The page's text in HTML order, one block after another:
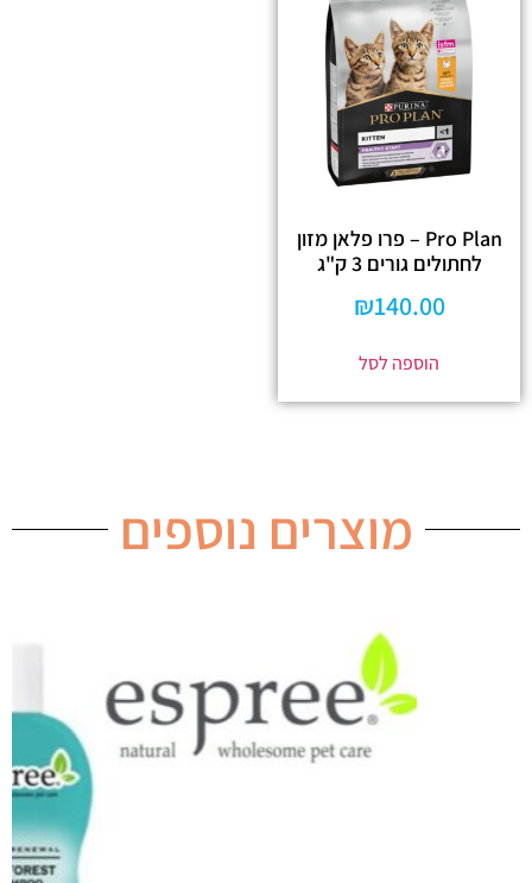
Pro Plan – פרו פלאן מזון
לחתולים גורים 3 ק"ג
₪140.00
הוספה לסל
מוצרים נוספים